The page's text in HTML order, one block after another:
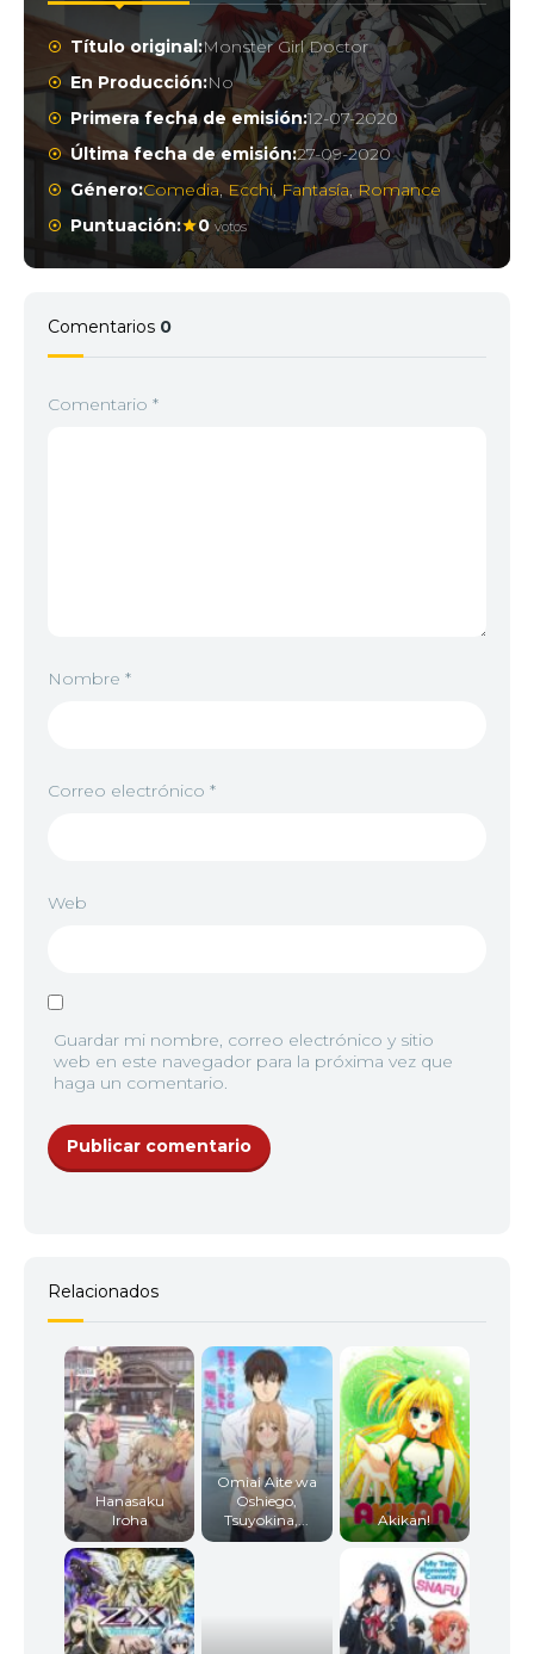
Título original:Monster Girl Doctor
En Producción:No
Primera fecha de emisión:12-07-2020
Última fecha de emisión:27-09-2020
Género:Comedia,Ecchi, Fantasía,Romance
Puntuación:
0 votos
Comentarios 0
Comentario *
Nombre *
Correo electrónico *
Web
Guardar mi nombre, correo electrónico y sitio
web en este navegador para la próxima vez que
haga un comentario.
Relacionados
Hanasaku
Iroha
Omiai Aite wa
Oshiego,
Tsuyokina,...
Akikan!